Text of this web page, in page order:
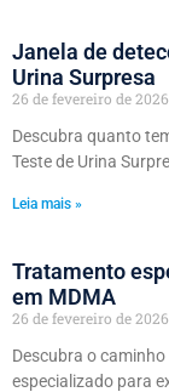
Janela de
Urina Surpresa
26 de fevereiro de 2026
Descubra quanto
Teste de Urina
Leia mais »
Tratamento
em MDMA
26 de fevereiro de 2026
Descubra o
especializado para